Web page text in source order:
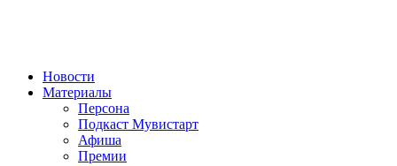
Новости
Материалы
Персона
Подкаст Мувистарт
Афиша
Премии